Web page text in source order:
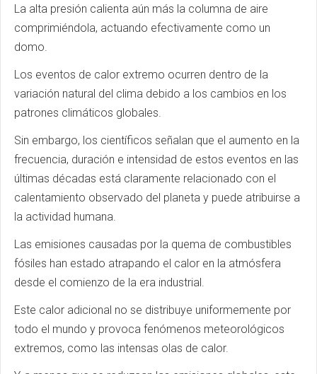
La alta presión calienta aún más la columna de aire
comprimiéndola, actuando efectivamente como un
domo.
Los eventos de calor extremo ocurren dentro de la
variación natural del clima debido a los cambios en los
patrones climáticos globales.
Sin embargo, los científicos señalan que el aumento en la
frecuencia, duración e intensidad de estos eventos en las
últimas décadas está claramente relacionado con el
calentamiento observado del planeta y puede atribuirse a
la actividad humana.
Las emisiones causadas por la quema de combustibles
fósiles han estado atrapando el calor en la atmósfera
desde el comienzo de la era industrial.
Este calor adicional no se distribuye uniformemente por
todo el mundo y provoca fenómenos meteorológicos
extremos, como las intensas olas de calor.